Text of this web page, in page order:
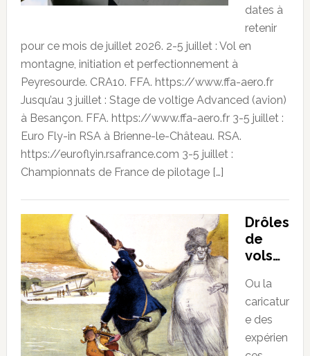
dates à
retenir
pour ce mois de juillet 2026. 2-5 juillet : Vol en
montagne, initiation et perfectionnement à
Peyresourde. CRA10. FFA. https://www.ffa-aero.fr
Jusqu’au 3 juillet : Stage de voltige Advanced (avion)
à Besançon. FFA. https://www.ffa-aero.fr 3-5 juillet :
Euro Fly-in RSA à Brienne-le-Château. RSA.
https://euroflyin.rsafrance.com 3-5 juillet :
Championnats de France de pilotage […]
Drôles
de
vols…
Ou la
caricatur
e des
expérien